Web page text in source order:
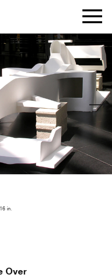
in.
Over
Aux Cent Sonnets
Gauche)
Central)